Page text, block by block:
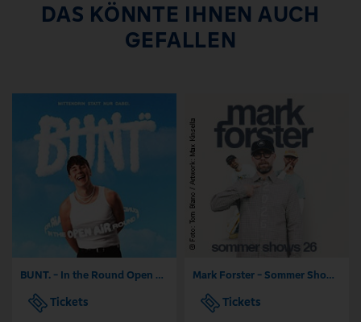
DAS KÖNNTE IHNEN AUCH
GEFALLEN
BUNT. - In the Round Open Air 2026
Tickets
Mark Forster - Sommer Shows 2026
Tickets